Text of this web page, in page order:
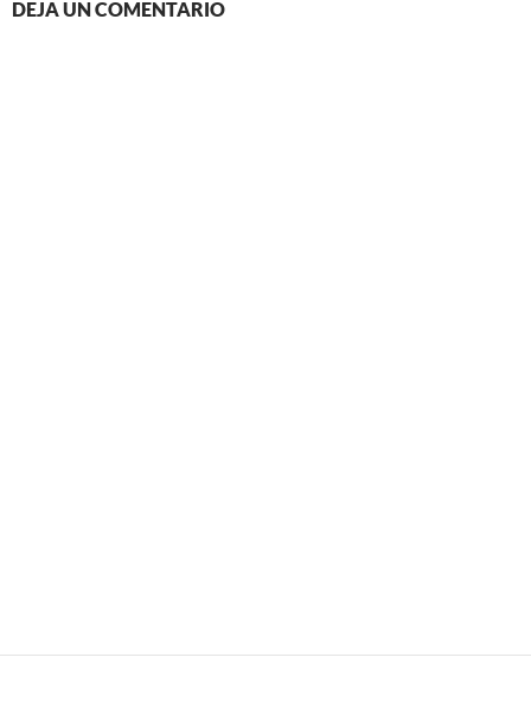
DEJA UN COMENTARIO